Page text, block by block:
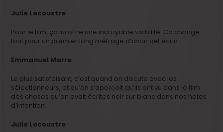
Julie Lecoustre
Pour le film, ça lui offre une incroyable visibilité. Ca change
tout pour un premier long métrage d’avoir cet écrin.
Emmanuel Marre
Le plus satisfaisant, c’est quand on discute avec les
sélectionneurs, et qu’on s’aperçoit qu’ils ont vu dans le film
des choses qu’on avait écrites noir sur blanc dans nos notes
d’intention.
Julie Lecoustre